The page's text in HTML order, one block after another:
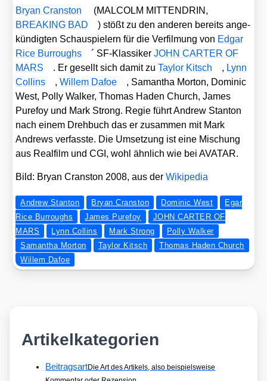
Bryan Cran­s­ton
(MALCOLM MITTENDRIN,
BREAKING BAD
) stößt zu den ande­ren bereits ange­
kün­dig­ten Schau­spie­lern für die Ver­fil­mung von Edgar
Rice Bur­roughs
´ SF-Klas­si­kerJOHN CARTER OF
MARS
. Er gesellt sich damit zuTay­lor Kitsch , Lynn
Coll­ins
,Wil­lem Dafoe
, Saman­tha Mor­ton, Domi­nic
West, Pol­ly Wal­ker, Tho­mas Haden Church, James
Purefoy und Mark Strong. Regie führt Andrew Stan­ton
nach einem Dreh­buch das er zusam­men mit Mark
Andrews ver­fass­te. Die Umset­zung ist eine Mischung
aus Real­film und CGI, wohl ähn­lich wie bei AVATAR.
Bild: Bryan Cran­s­ton 2008, aus derWiki­pe­dia
Andrew Stanton Bryan Cranston Dominic West
Egar
Rice Burroughs
James Purefoy
JOHN CARTER OF
MARS
Lynn Collins Mark Strong
Polly Walker
Samantha Morton
Taylor Kitsch
Thomas Haden Church
Willem Dafoe
Artikelkategorien
BeitragsartDie Art des Artikels, also beispielsweise